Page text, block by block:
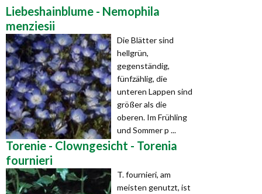
Liebeshainblume - Nemophila
menziesii
Die Blätter sind
hellgrün,
gegenständig,
fünfzählig, die
unteren Lappen sind
größer als die
oberen. Im Frühling
und Sommer p ...
Torenie - Clowngesicht - Torenia
fournieri
T. fournieri, am
meisten genutzt, ist